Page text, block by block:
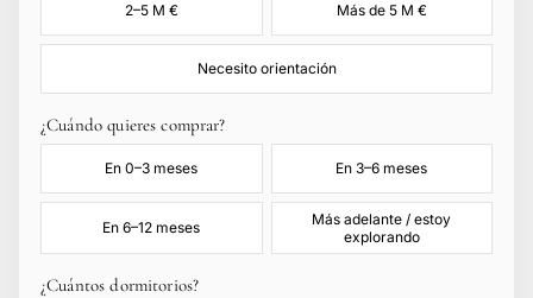
2–5 M € Más de 5 M €
Necesito orientación
¿Cuándo quieres comprar?
En 0–3 meses En 3–6 meses
En 6–12 meses
Más adelante / estoy
explorando
¿Cuántos dormitorios?